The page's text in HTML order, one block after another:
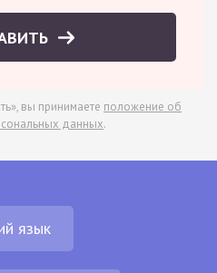
вы принимаете положение об
данных.
язык